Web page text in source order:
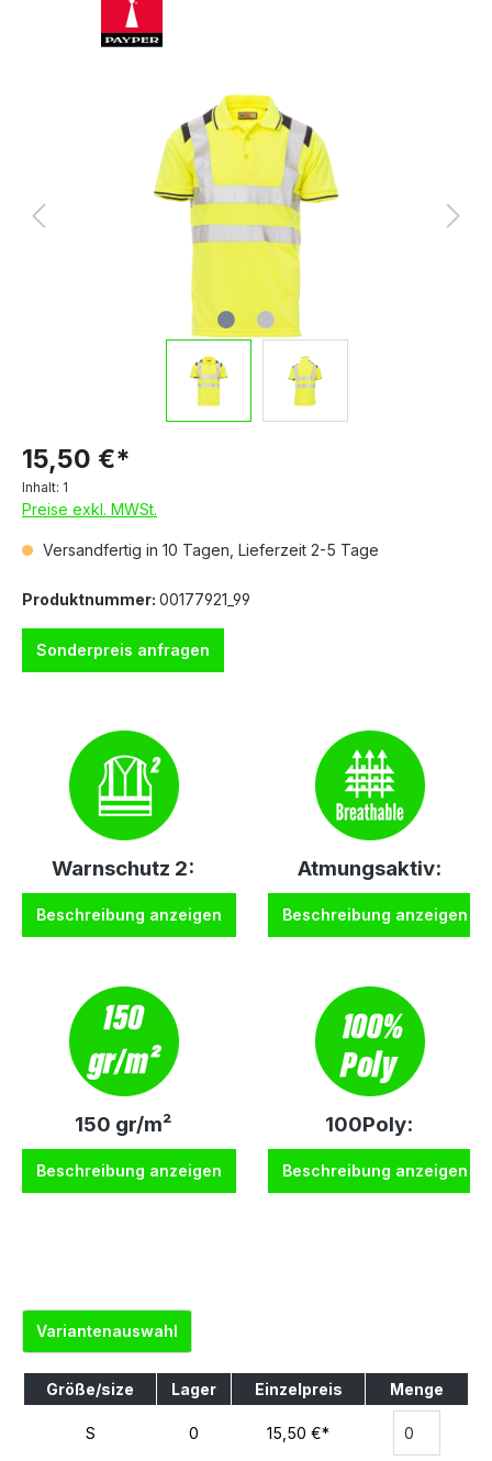
15,50 €*
Inhalt: 1
Preise exkl. MWSt.
Versandfertig in 10 Tagen, Lieferzeit 2-5 Tage
Produktnummer: 00177921_99
Sonderpreis anfragen
Warnschutz 2:
Beschreibung anzeigen
Atmungsaktiv:
Beschreibung anzeigen
150 gr/m²
Beschreibung anzeigen
100Poly:
Beschreibung anzeigen
Variantenauswahl
Größe/size Lager Einzelpreis Menge
S 0 15,50 €*